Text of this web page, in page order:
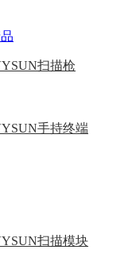
扫描枪
手持终端
扫描模块